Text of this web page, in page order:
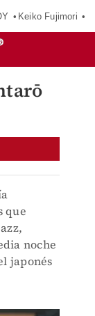
Keiko Fujimori
que
noche
japonés